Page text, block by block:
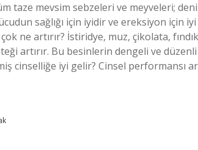
taze mevsim sebzeleri ve meyveleri;
sağlığı için iyidir ve ereksiyon için
ne artırır? İstiridye, muz, çikolata,
artırır. Bu besinlerin dengeli ve
cinselliğe iyi gelir? Cinsel performansı